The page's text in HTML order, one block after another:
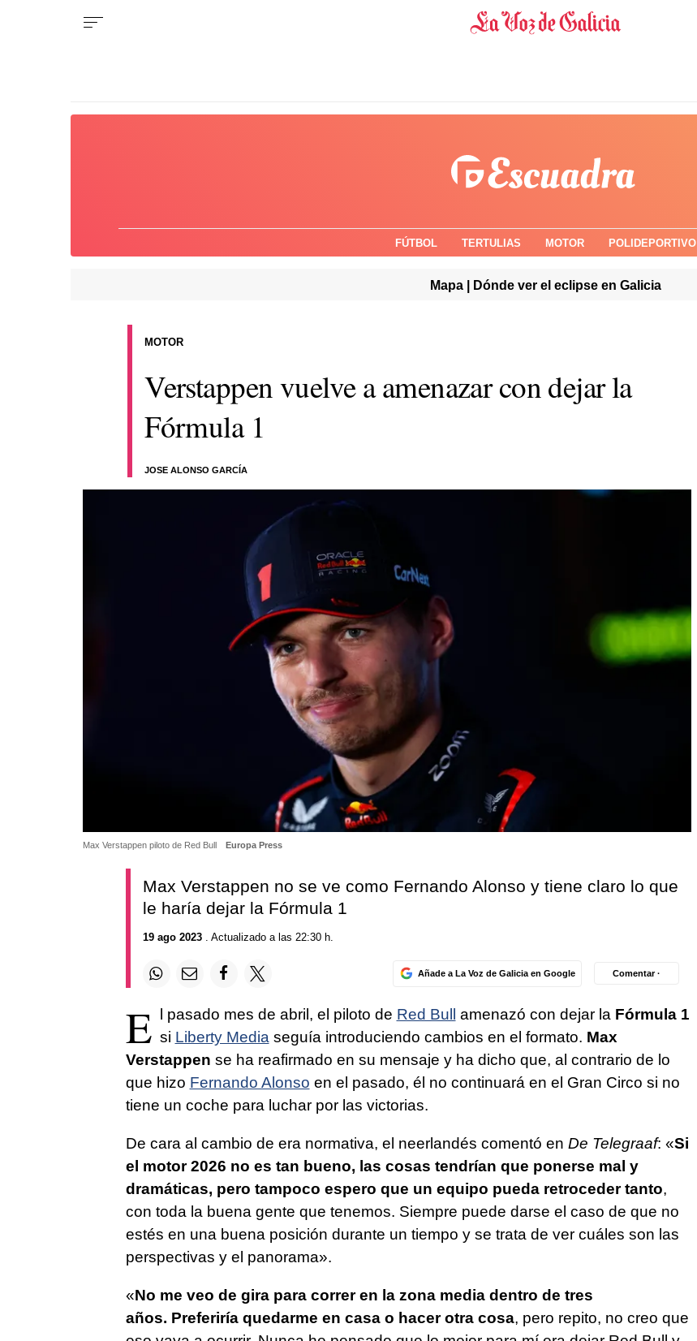
FÚTBOL TERTULIAS MOTOR POLIDEPORTIVO
Mapa | Dónde ver el eclipse en Galicia
Verstappen vuelve a amenazar con dejar la
Fórmula 1
JOSE ALONSO GARCÍA
MOTOR
Max Verstappen piloto de Red Bull Europa Press
Max Verstappen no se ve como Fernando Alonso y tiene claro lo que
le haría dejar la Fórmula 1
19 ago 2023. Actualizado a las 22:30 h.
Añade a La Voz de Galicia en Google Comentar ·
E l pasado mes de abril, el piloto de Red Bull amenazó con dejar la Fórmula 1
si Liberty Media seguía introduciendo cambios en el formato. Max
Verstappen se ha reafirmado en su mensaje y ha dicho que, al contrario de lo
que hizo Fernando Alonso en el pasado, él no continuará en el Gran Circo si no
tiene un coche para luchar por las victorias.
De cara al cambio de era normativa, el neerlandés comentó en De Telegraaf: «Si
el motor 2026 no es tan bueno, las cosas tendrían que ponerse mal y
dramáticas, pero tampoco espero que un equipo pueda retroceder tanto,
con toda la buena gente que tenemos. Siempre puede darse el caso de que no
estés en una buena posición durante un tiempo y se trata de ver cuáles son las
perspectivas y el panorama».
«No me veo de gira para correr en la zona media dentro de tres
años. Preferiría quedarme en casa o hacer otra cosa, pero repito, no creo que